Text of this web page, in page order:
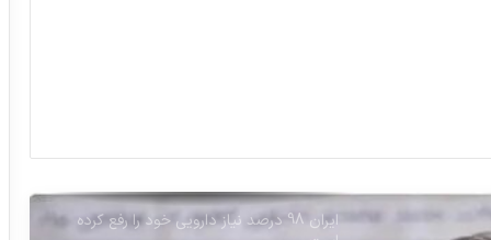
ایران 98 درصد نیاز دارویی خود را رفع کرده